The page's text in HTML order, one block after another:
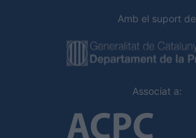
Amb el suport de
Associat a: